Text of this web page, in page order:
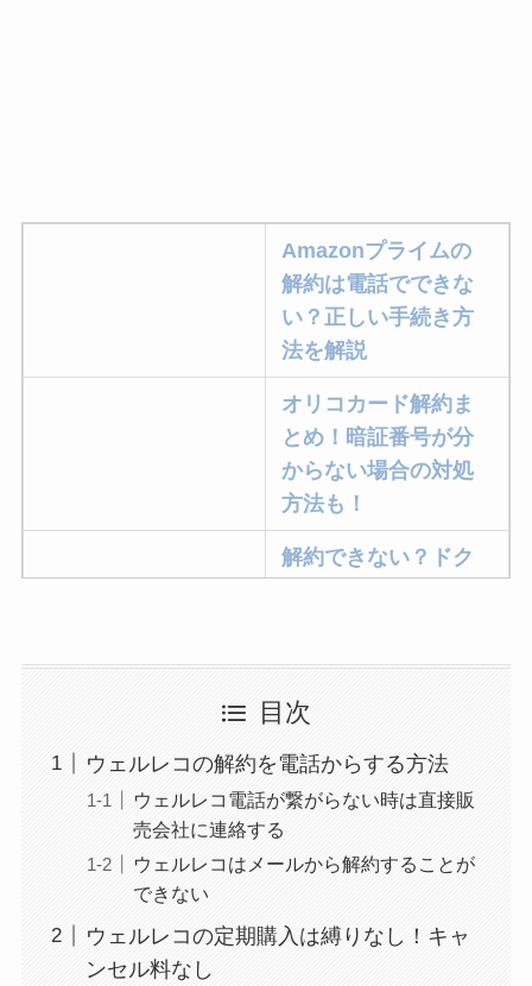
Amazonプライムの
解約は電話でできな
い？正しい手続き方
法を解説
オリコカード解約ま
とめ！暗証番号が分
からない場合の対処
方法も！
解約できない？ドク
解約方法まとめ！契
どうなる？
レミノの解約方法ま
とめ！最短手続きや
詳しく解説！
目次
ウェルレコの解約を電話からする方法
ウェルレコ電話が繋がらない時は直接販
売会社に連絡する
ウェルレコはメールから解約することが
できない
ウェルレコの定期購入は縛りなし！キャ
ンセル料なし